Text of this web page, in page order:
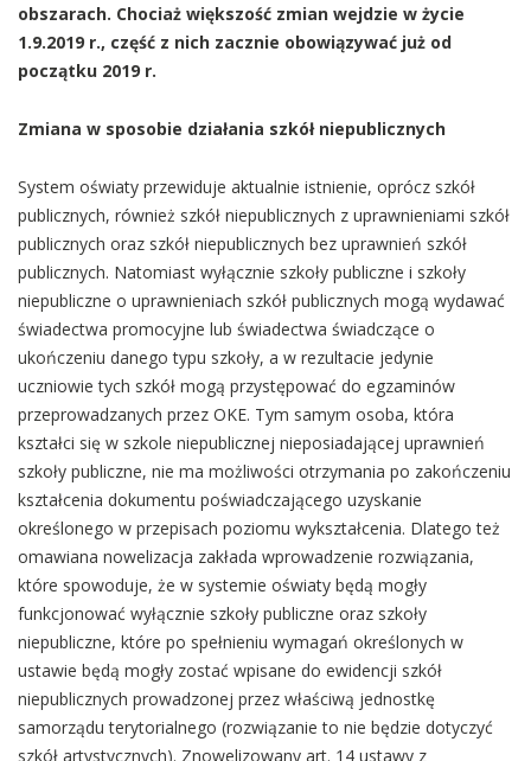
obszarach. Chociaż większość zmian wejdzie w życie
1.9.2019 r., część z nich zacznie obowiązywać już od
początku 2019 r.
Zmiana w sposobie działania szkół niepublicznych
System oświaty przewiduje aktualnie istnienie, oprócz szkół
publicznych, również szkół niepublicznych z uprawnieniami szkół
publicznych oraz szkół niepublicznych bez uprawnień szkół
publicznych. Natomiast wyłącznie szkoły publiczne i szkoły
niepubliczne o uprawnieniach szkół publicznych mogą wydawać
świadectwa promocyjne lub świadectwa świadczące o
ukończeniu danego typu szkoły, a w rezultacie jedynie
uczniowie tych szkół mogą przystępować do egzaminów
przeprowadzanych przez OKE. Tym samym osoba, która
kształci się w szkole niepublicznej nieposiadającej uprawnień
szkoły publiczne, nie ma możliwości otrzymania po zakończeniu
kształcenia dokumentu poświadczającego uzyskanie
określonego w przepisach poziomu wykształcenia. Dlatego też
omawiana nowelizacja zakłada wprowadzenie rozwiązania,
które spowoduje, że w systemie oświaty będą mogły
funkcjonować wyłącznie szkoły publiczne oraz szkoły
niepubliczne, które po spełnieniu wymagań określonych w
ustawie będą mogły zostać wpisane do ewidencji szkół
niepublicznych prowadzonej przez właściwą jednostkę
samorządu terytorialnego (rozwiązanie to nie będzie dotyczyć
szkół artystycznych). Znowelizowany art. 14 ustawy z